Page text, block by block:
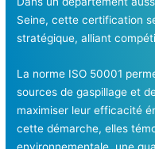
Seine, cette certification
stratégique, alliant
La norme ISO 50001
sources de gaspillage et
maximiser leur efficacité
cette démarche, elles